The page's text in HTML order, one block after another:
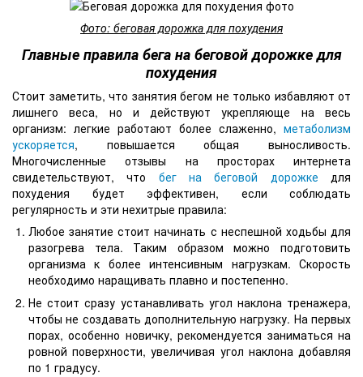
Фото: беговая дорожка для похудения
Главные правила бега на беговой дорожке для
похудения
Стоит заметить, что занятия бегом не только избавляют от
лишнего веса, но и действуют укрепляюще на весь
организм: легкие работают более слаженно, метаболизм
ускоряется, повышается общая выносливость.
Многочисленные отзывы на просторах интернета
свидетельствуют, что бег на беговой дорожке для
похудения
будет эффективен, если соблюдать
регулярность и эти нехитрые правила:
Любое занятие стоит начинать с неспешной ходьбы для
разогрева тела. Таким образом можно подготовить
организма к более интенсивным нагрузкам. Скорость
необходимо наращивать плавно и постепенно.
Не стоит сразу устанавливать угол наклона тренажера,
чтобы не создавать дополнительную нагрузку. На первых
порах, особенно новичку, рекомендуется заниматься на
ровной поверхности, увеличивая угол наклона добавляя
по 1 градусу.